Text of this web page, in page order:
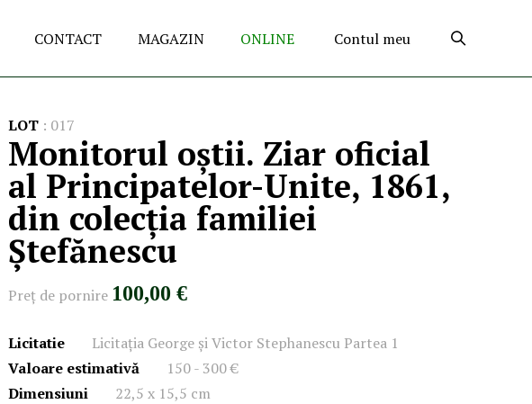
CONTACT MAGAZIN ONLINE Contul meu
LOT : 017
Monitorul oștii. Ziar oficial
al Principatelor-Unite, 1861,
din colecția familiei
Ștefănescu
Preţ de pornire 100,00 €
Licitatie
Licitația George și Victor Stephanescu Partea 1
Valoare estimativă
150 - 300 €
Dimensiuni
22,5 x 15,5 cm